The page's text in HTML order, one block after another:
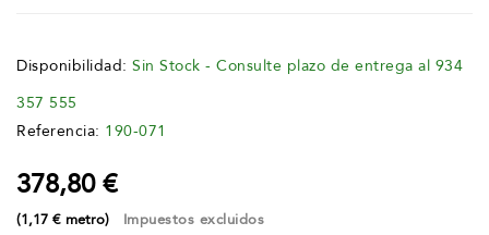
Disponibilidad: Sin Stock - Consulte plazo de entrega al 934
357 555
Referencia: 190-071
378,80 €
(1,17 € metro) Impuestos excluidos